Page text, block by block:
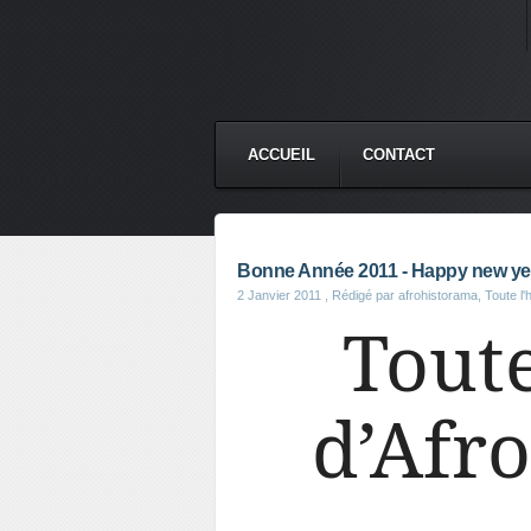
ACCUEIL CONTACT
Bonne Année 2011 - Happy new
2 Janvier 2011 , Rédigé par afrohistorama, Toute